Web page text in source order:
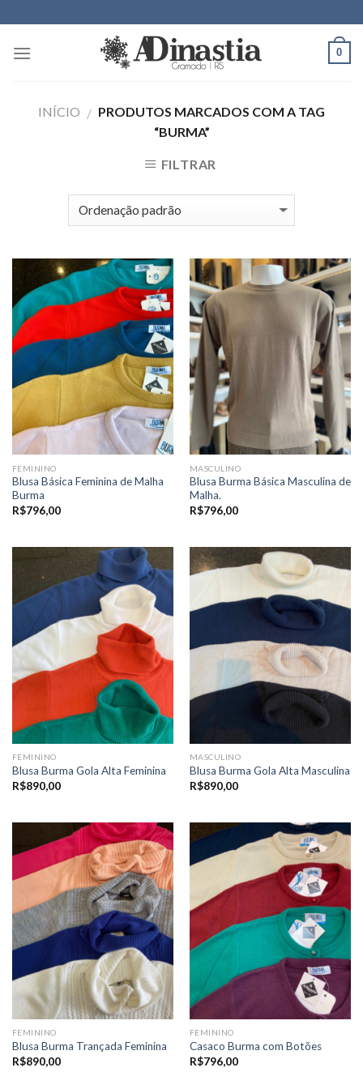
to
content
0
INÍCIO / PRODUTOS MARCADOS COM A TAG
“BURMA”
FILTRAR
FEMININO
Blusa Básica Feminina de Malha
Burma
R$796,00
MASCULINO
Blusa Burma Básica Masculina de
Malha.
R$796,00
FEMININO
Blusa Burma Gola Alta Feminina
R$890,00
MASCULINO
Blusa Burma Gola Alta Masculina
R$890,00
FEMININO
Blusa Burma Trançada Feminina
R$890,00
FEMININO
Casaco Burma com Botões
R$796,00